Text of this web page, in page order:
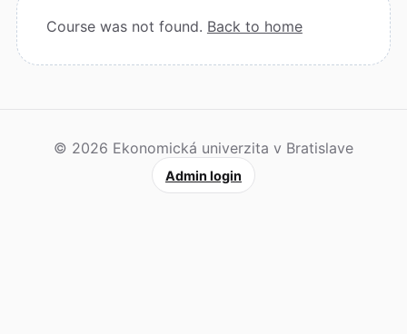
Course was not found. Back to home
© 2026 Ekonomická univerzita v Bratislave
Admin login